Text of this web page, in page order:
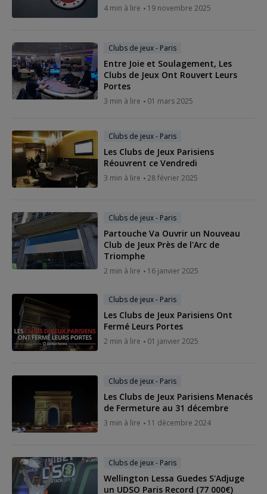
4 min à lire 19 novembre 2025
Clubs de jeux - Paris
Entre Joie et Soulagement, Les
Clubs de Jeux Ont Rouvert Leurs
Portes
3 min à lire 01 mars 2025
Clubs de jeux - Paris
Les Clubs de Jeux Parisiens
Réouvrent ce Vendredi
3 min à lire 28 février 2025
Clubs de jeux - Paris
Partouche Va Ouvrir un Nouveau
Club de Jeux Près de l'Arc de
Triomphe
2 min à lire 16 janvier 2025
Clubs de jeux - Paris
Les Clubs de Jeux Parisiens Ont
Fermé Leurs Portes
2 min à lire 01 janvier 2025
Clubs de jeux - Paris
Les Clubs de Jeux Parisiens Menacés
de Fermeture au 31 décembre
3 min à lire 11 décembre 2024
Clubs de jeux - Paris
Wellington Lessa Guedes S'Adjuge
un UDSO Paris Record (77 000€)